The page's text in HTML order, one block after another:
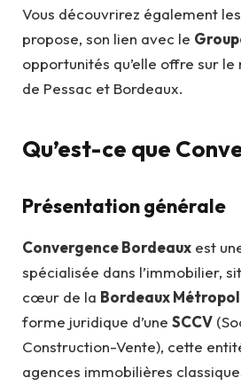
Vous découvrirez également
propose, son lien avec le
opportunités qu’elle offre sur
de Pessac et Bordeaux.
Qu’est-ce que
Présentation générale
Convergence Bordeaux est
spécialisée dans l’immobilier,
cœur de la Bordeaux
forme juridique d’une SCCV
Construction-Vente), cette
agences immobilières